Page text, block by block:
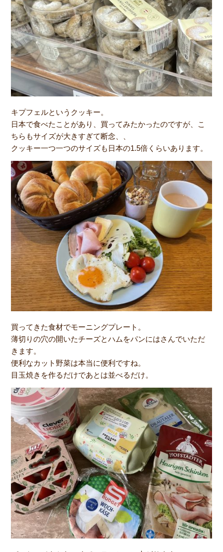
キプフェルというクッキー。
日本で食べたことがあり、買ってみたかったのですが、こ
ちらもサイズが大きすぎて断念、、
クッキー一つ一つのサイズも日本の1.5倍くらいあります。
買ってきた食材でモーニングプレート。
薄切りの穴の開いたチーズとハムをパンにはさんでいただ
きます。
便利なカット野菜は本当に便利ですね。
目玉焼きを作るだけであとは並べるだけ。